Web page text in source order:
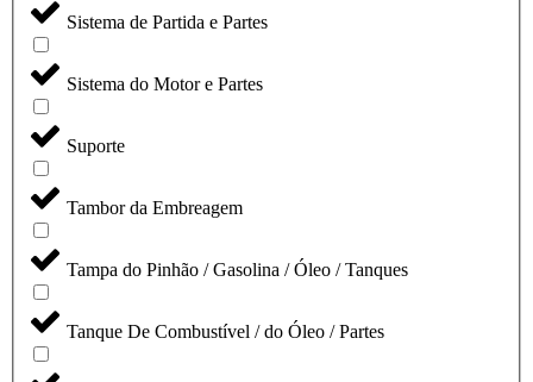
Sistema de Partida e Partes
Sistema do Motor e Partes
Suporte
Tambor da Embreagem
Tampa do Pinhão / Gasolina / Óleo / Tanques
Tanque De Combustível / do Óleo / Partes